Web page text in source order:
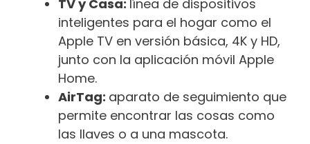
TV y Casa: línea de dispositivos
inteligentes para el hogar como el
Apple TV en versión básica, 4K y HD,
junto con la aplicación móvil Apple
Home.
AirTag: aparato de seguimiento que
permite encontrar las cosas como
las llaves o a una mascota.